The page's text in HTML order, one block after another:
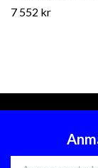
7 552 kr